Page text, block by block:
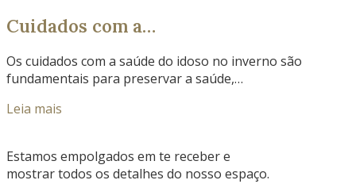
Cuidados com a…
Os cuidados com a saúde do idoso no inverno são
fundamentais para preservar a saúde,…
Leia mais
Estamos empolgados em te receber e
mostrar todos os detalhes do nosso espaço.